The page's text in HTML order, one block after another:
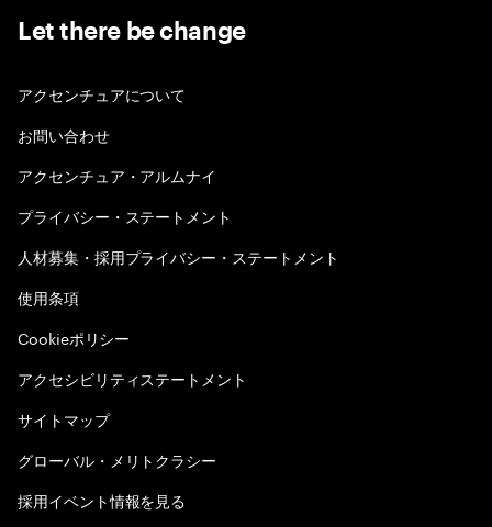
Let there be change
アクセンチュアについて
お問い合わせ
アクセンチュア・アルムナイ
プライバシー・ステートメント
人材募集・採用プライバシー・ステートメント
使用条項
Cookieポリシー
アクセシビリティステートメント
サイトマップ
グローバル・メリトクラシー
採用イベント情報を見る